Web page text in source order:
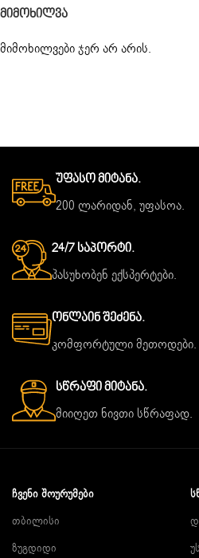
Მიმოხილვა
მიმოხილვები ჯერ არ არის.
Უფასო Მიტანა.
200 ლარიდან, უფასოა.
24/7 Საპორტი.
პასუხობენ ექსპერტები.
Ონლაინ Შეძენა.
კომფორტული მეთოდები.
Სწრაფი Მიტანა.
მიიღეთ ნივთი სწრაფად.
ᲩᲕᲔᲜᲘ ᲨᲝᲣᲠᲣᲛᲔᲑᲘ
თბილისი
ზუგდიდი